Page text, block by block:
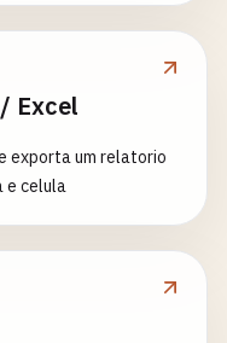
Excel
exporta um relatorio
e celula